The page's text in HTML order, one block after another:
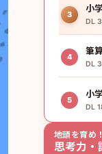
3
DL
4
筆
DL
5
小
DL
地頭を育め！
思考力・